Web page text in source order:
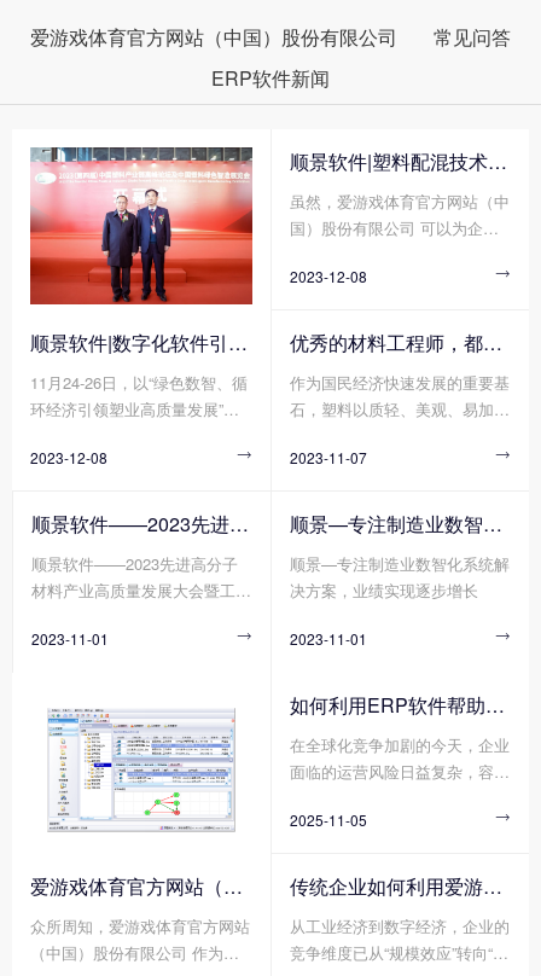
爱游戏体育官方网站（中国）股份有限公司
常见问答
ERP软件新闻
顺景软件|数字化软件引领新材料产业绿色智造新篇章
11月24-26日，以“绿色数智、循
环经济引领塑业高质量发展”为
色智造展览会在绍兴正式拉开帷
强，绿色、智能、可持续的生产
方式已经成为新材料产业发展的
重要趋势。在这个背景下，顺景
软件作为一家专注于做新材料产
技术和解决方案，参加了第四届
2023-12-08 
顺景软件|塑料配混技术论坛上展示数字化的力量
虽然，爱游戏体育官方网站（中
国）股份有限公司 可以为企业
体育官方网站（中国）股份有限
较大，尤其是在当今的这种商业
环境中，降低和控制运营成本已
成为一种必要。因此，我们充分
了解清楚爱游戏体育官方网站
本的计算方法，以便帮助企业降
您知道爱游戏体育官方网站（中
计算包括有哪些方面吗?
2023-12-08 
优秀的材料工程师，都在跟这个新朋友打交道!
作为国民经济快速发展的重要基
石，塑料以质轻、美观、易加
撑起汽车、家电、电子电气等多
的发展进程。众所周知，单一合
成树脂一般无法单独使用，需要
进行各种改性处理，以获得更加
优异均衡的性能，才能真正满足
十美的塑料制品，但有不断追求
的塑料，注定难堪大用，不会是
游合成树脂和下游具体应用的改
性塑料行业，其重要性自然不言
2023-11-07 
顺景软件——2023先进高分子材料产业高质量发展大会暨工程塑料产业创新大会
顺景软件——2023先进高分子
材料产业高质量发展大会暨工程
2023-11-01 
顺景—专注制造业数智化系统解决方案，业绩实现逐步增长
顺景—专注制造业数智化系统解
决方案，业绩实现逐步增长
2023-11-01 
爱游戏体育官方网站（中国）股份有限公司 分为哪几种类型?
众所周知，爱游戏体育官方网站
（中国）股份有限公司 作为数
如何利用ERP软件帮助企业更好地规避风险?
在全球化竞争加剧的今天，企业
面临的运营风险日益复杂，容易
规漏洞、库存积压等问题，轻则
存。在此背景下，ERP软件作为
企业数字化转型的基石，凭借其
数据整合、流程标准化与实时监
控能力，正成为企业规避风险的
2025-11-05 
传统企业如何利用爱游戏体育官方网站（中国）股份有限公司 重塑竞争力?
从工业经济到数字经济，企业的
竞争维度已从“规模效应”转向“敏